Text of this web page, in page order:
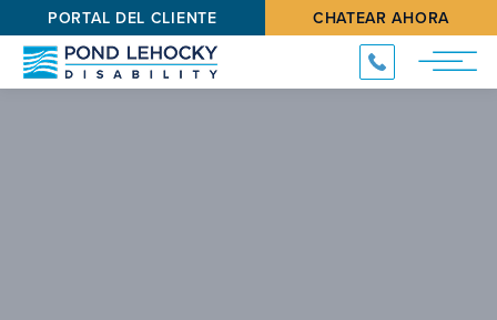
PORTAL DEL CLIENTE CHATEAR AHORA